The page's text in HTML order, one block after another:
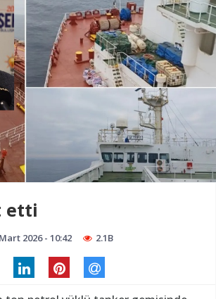
etti
2026 - 10:42 2.1B